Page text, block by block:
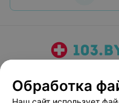
Медицинский
Обработка